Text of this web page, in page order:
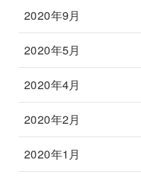
2020年9月
2020年5月
2020年4月
2020年2月
2020年1月